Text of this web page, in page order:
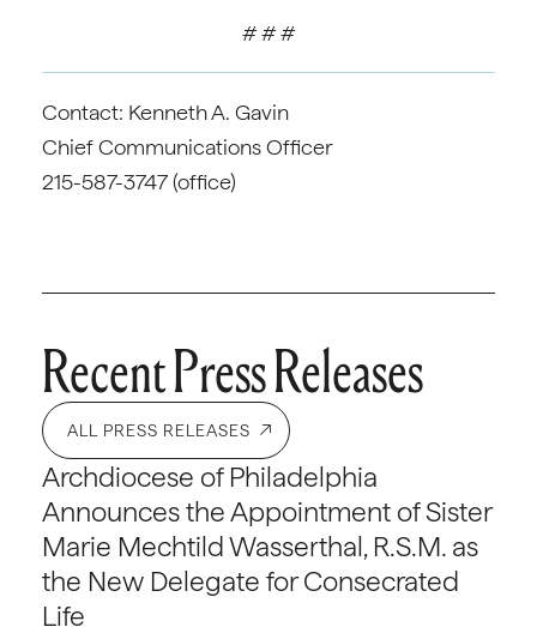
# # #
Contact: Kenneth A. Gavin
Chief Communications Officer
215-587-3747 (office)
Recent Press Releases
ALL PRESS RELEASES
Archdiocese of Philadelphia
Announces the Appointment of Sister
Marie Mechtild Wasserthal, R.S.M. as
the New Delegate for Consecrated
Life